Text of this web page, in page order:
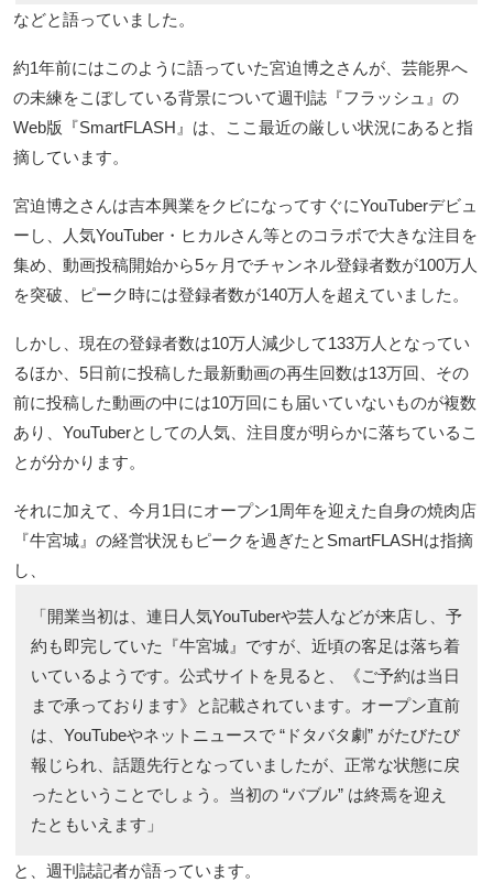
などと語っていました。
約1年前にはこのように語っていた宮迫博之さんが、芸能界へ
の未練をこぼしている背景について週刊誌『フラッシュ』の
Web版『SmartFLASH』は、ここ最近の厳しい状況にあると指
摘しています。
宮迫博之さんは吉本興業をクビになってすぐにYouTuberデビュ
ーし、人気YouTuber・ヒカルさん等とのコラボで大きな注目を
集め、動画投稿開始から5ヶ月でチャンネル登録者数が100万人
を突破、ピーク時には登録者数が140万人を超えていました。
しかし、現在の登録者数は10万人減少して133万人となってい
るほか、5日前に投稿した最新動画の再生回数は13万回、その
前に投稿した動画の中には10万回にも届いていないものが複数
あり、YouTuberとしての人気、注目度が明らかに落ちているこ
とが分かります。
それに加えて、今月1日にオープン1周年を迎えた自身の焼肉店
『牛宮城』の経営状況もピークを過ぎたとSmartFLASHは指摘
し、
「開業当初は、連日人気YouTuberや芸人などが来店し、予
約も即完していた『牛宮城』ですが、近頃の客足は落ち着
いているようです。公式サイトを見ると、《ご予約は当日
まで承っております》と記載されています。オープン直前
は、YouTubeやネットニュースで “ドタバタ劇” がたびたび
報じられ、話題先行となっていましたが、正常な状態に戻
ったということでしょう。当初の “バブル” は終焉を迎え
たともいえます」
と、週刊誌記者が語っています。